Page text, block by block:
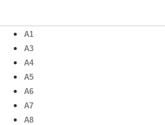
A1
A3
A4
A5
A6
A7
A8